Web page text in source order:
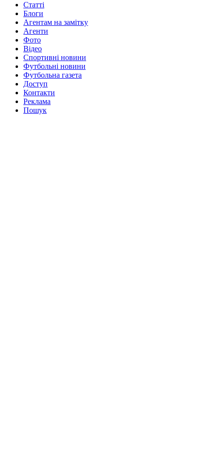
Статті
Блоги
Агентам на замітку
Агенти
Фото
Відео
Спортивні новини
Футбольні новини
Футбольна газета
Доступ
Контакти
Реклама
Пошук